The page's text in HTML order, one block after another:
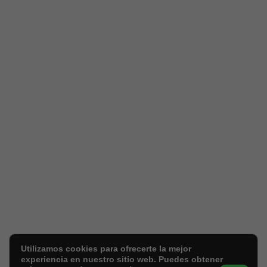
Utilizamos cookies para ofrecerte la mejor
experiencia en nuestro sitio web. Puedes obtener